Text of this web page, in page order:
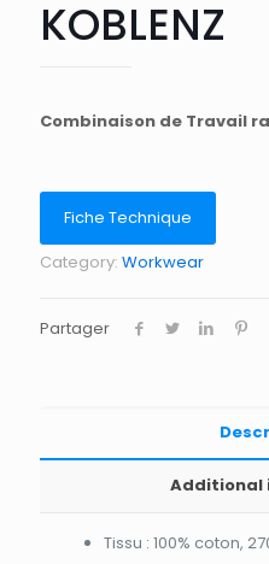
KOBLENZ
Combinaison de Travail
Fiche Technique
Category: Workwear
Partager
Additional
Tissu : 100% coton,